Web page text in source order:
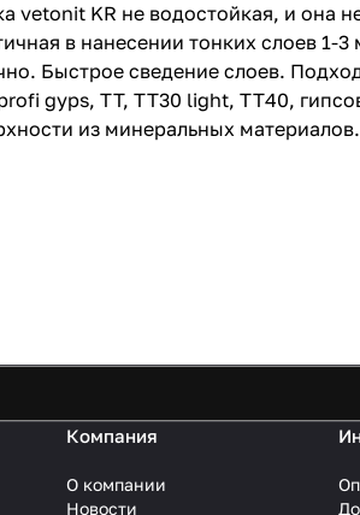
KR не водостойкая, и она
в нанесении тонких слоев 1-3
Быстрое сведение слоев.
gyps, TT, TT30 light, TT40,
из минеральных материалов.
Компания
О компании
Новости